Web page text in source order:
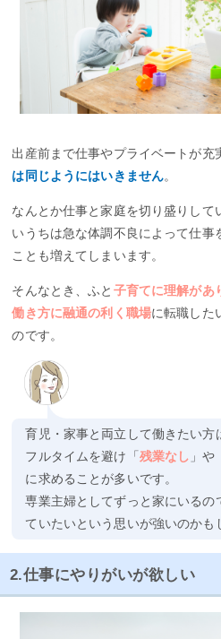
出産前まで仕事やプライベートが充
は同じようにはいきません。
なんとか仕事と家庭を切り盛りして
いうちは急な体調不良によって仕事
ことも増えてしまいます。
そんなとき、ふと 子育てに理解があ
働き方に融通の利く職場に転職した
のです。
育児・家事と両立して働きたい方
フルタイムを避け「 残業なし 」や
に求めることが多いです。
専業主婦としてずっと家にいるの
ていたいという思いが強いのかも
2.仕事にやりがいが欲しい